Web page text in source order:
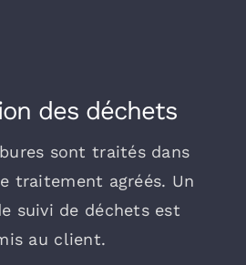
des déchets
sont traités dans
traitement agréés. Un
suivi de déchets est
au client.